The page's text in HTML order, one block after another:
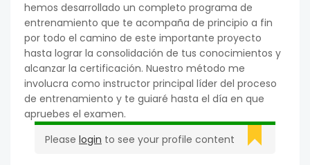
hemos desarrollado un completo programa de
entrenamiento que te acompaña de principio a fin
por todo el camino de este importante proyecto
hasta lograr la consolidación de tus conocimientos y
alcanzar la certificación. Nuestro método me
involucra como instructor principal líder del proceso
de entrenamiento y te guiaré hasta el día en que
apruebes el examen.
Please login to see your profile content